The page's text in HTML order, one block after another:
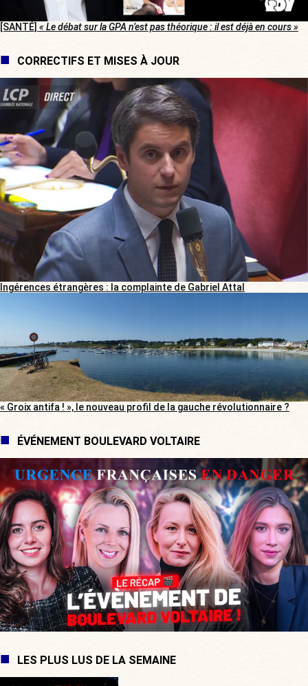
[SANTÉ] « Le débat sur la GPA n’est pas théorique : il est déjà en cours »
CORRECTIFS ET MISES À JOUR
Ingérences étrangères : la complainte de Gabriel Attal
« Groix antifa ! », le nouveau profil de la gauche révolutionnaire ?
ÉVÉNEMENT BOULEVARD VOLTAIRE
LES PLUS LUS DE LA SEMAINE